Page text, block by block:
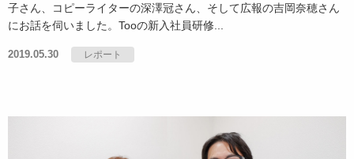
子さん、コピーライターの深澤冠さん、そして広報の吉岡奈穂さん
にお話を伺いました。Tooの新入社員研修...
2019.05.30 レポート